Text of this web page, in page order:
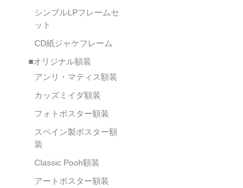
シンプルLPフレームセ
ット
CD紙ジャケフレーム
■オリジナル額装
アンリ・マティス額装
カッズミイダ額装
フォトポスター額装
スペイン製ポスター額
装
Classic Pooh額装
アートポスター額装